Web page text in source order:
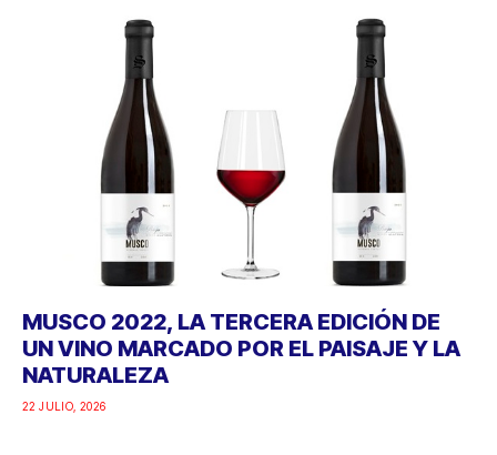
MUSCO 2022, LA TERCERA EDICIÓN DE
UN VINO MARCADO POR EL PAISAJE Y LA
NATURALEZA
22 JULIO, 2026